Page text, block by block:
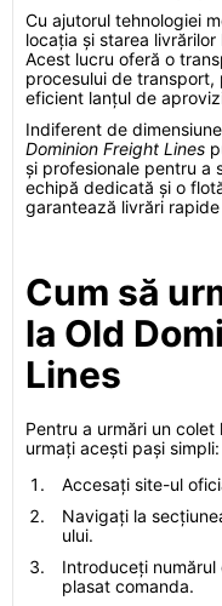
Cu ajutorul tehnologiei
locația și starea livrărilor
Acest lucru oferă o
procesului de
eficient lanțul de
Indiferent de
Dominion Freight Lines
și profesionale pentru a
echipă dedicată și o
garantează livrări
Cum să
la Old
Lines
Pentru a urmări un
urmați acești pași simpli:
Accesați site-ul
Navigați la
ului.
Introduceți
plasat comanda.